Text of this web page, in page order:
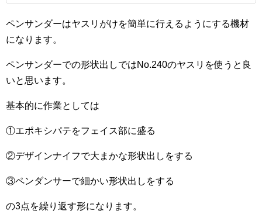
ペンサンダーはヤスリがけを簡単に行えるようにする機材
になります。
ペンサンダーでの形状出しではNo.240のヤスリを使うと良
いと思います。
基本的に作業としては
①エポキシパテをフェイス部に盛る
②デザインナイフで大まかな形状出しをする
③ペンダンサーで細かい形状出しをする
の3点を繰り返す形になります。